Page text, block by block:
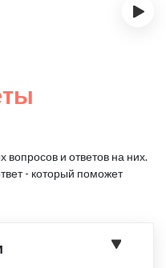
›
и ответов на них.
- который поможет